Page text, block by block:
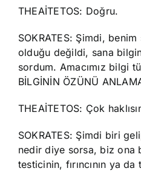
THEAİTETOS: Doğru.
SOKRATES: Şimdi,
olduğu değildi, sana
sordum. Amacımız bilgi
BİLGİNİN ÖZÜNÜ
THEAİTETOS: Çok
SOKRATES: Şimdi biri
nedir diye sorsa, biz ona
testicinin, fırıncının ya da